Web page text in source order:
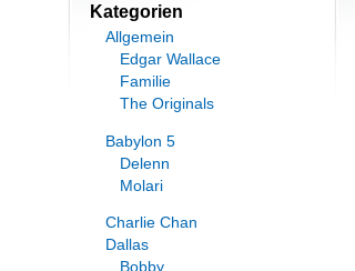
Kategorien
Allgemein
Edgar Wallace
Familie
The Originals
Babylon 5
Delenn
Molari
Charlie Chan
Dallas
Bobby